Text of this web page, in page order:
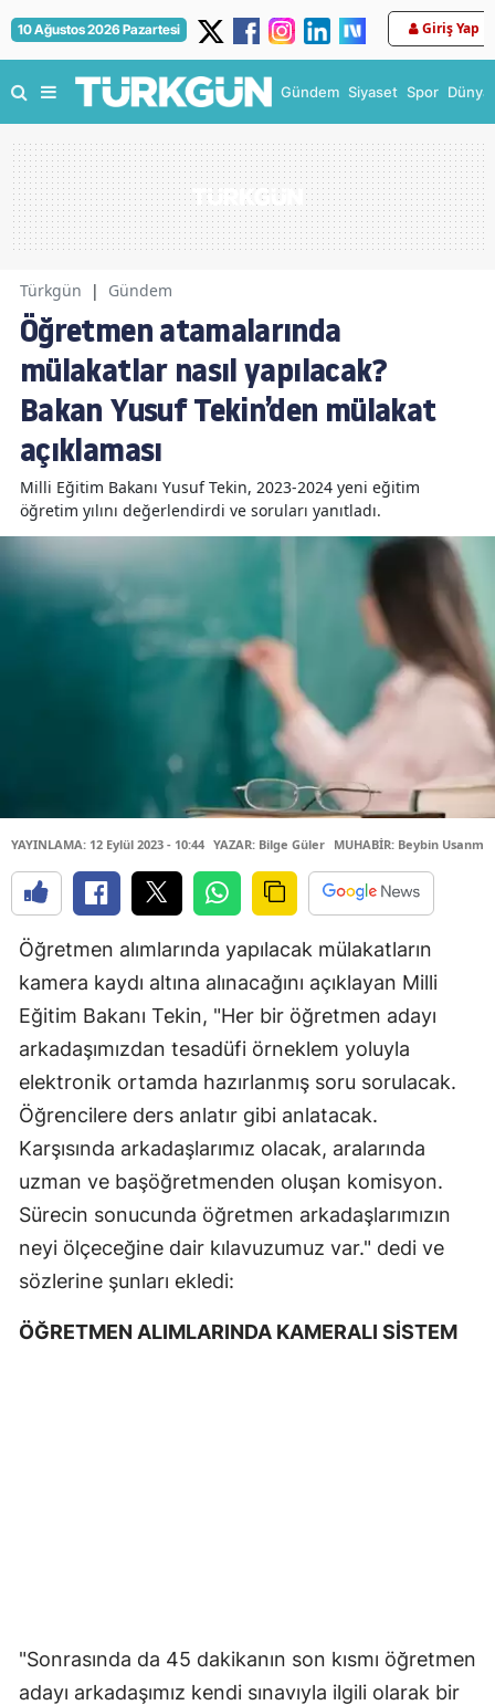
10 Ağustos 2026 Pazartesi Giriş Yap
Gündem Siyaset Spor Dünya
Türkgün | Gündem
Öğretmen atamalarında
mülakatlar nasıl yapılacak?
Bakan Yusuf Tekin’den mülakat
açıklaması
Milli Eğitim Bakanı Yusuf Tekin, 2023-2024 yeni eğitim
öğretim yılını değerlendirdi ve soruları yanıtladı.
YAYINLAMA: 12 Eylül 2023 - 10:44 YAZAR: Bilge Güler MUHABİR: Beybin
Öğretmen alımlarında yapılacak mülakatların
kamera kaydı altına alınacağını açıklayan Milli
Eğitim Bakanı Tekin, "Her bir öğretmen adayı
arkadaşımızdan tesadüfi örneklem yoluyla
elektronik ortamda hazırlanmış soru sorulacak.
Öğrencilere ders anlatır gibi anlatacak.
Karşısında arkadaşlarımız olacak, aralarında
uzman ve başöğretmenden oluşan komisyon.
Sürecin sonucunda öğretmen arkadaşlarımızın
neyi ölçeceğine dair kılavuzumuz var." dedi ve
sözlerine şunları ekledi:
ÖĞRETMEN ALIMLARINDA KAMERALI SİSTEM
"Sonrasında da 45 dakikanın son kısmı öğretmen
adayı arkadaşımız kendi sınavıyla ilgili olarak bir